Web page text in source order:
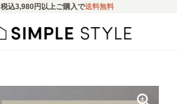
税込3,980円 以上ご購入で送料無料